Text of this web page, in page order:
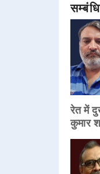
रेत में
कुमार